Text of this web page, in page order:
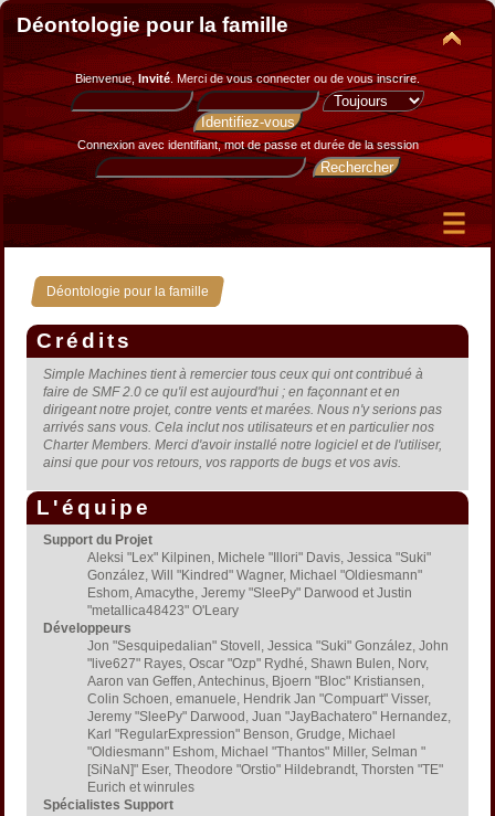
Déontologie pour la famille
Bienvenue, Invité. Merci devous connecter ou de vous inscrire.
Connexion avec identifiant, mot de passe et durée de la session
Déontologie pour la famille
Crédits
Simple Machines tient à remercier tous ceux qui ont contribué à
faire de SMF 2.0 ce qu'il est aujourd'hui ; en façonnant et en
dirigeant notre projet, contre vents et marées. Nous n'y serions pas
arrivés sans vous. Cela inclut nos utilisateurs et en particulier nos
Charter Members. Merci d'avoir installé notre logiciel et de l'utiliser,
ainsi que pour vos retours, vos rapports de bugs et vos avis.
L'équipe
Support du Projet
Aleksi "Lex" Kilpinen, Michele "Illori" Davis, Jessica "Suki"
González, Will "Kindred" Wagner, Michael "Oldiesmann"
Eshom, Amacythe, Jeremy "SleePy" Darwood et Justin
"metallica48423" O'Leary
Développeurs
Jon "Sesquipedalian" Stovell, Jessica "Suki" González, John
"live627" Rayes, Oscar "Ozp" Rydhé, Shawn Bulen, Norv,
Aaron van Geffen, Antechinus, Bjoern "Bloc" Kristiansen,
Colin Schoen, emanuele, Hendrik Jan "Compuart" Visser,
Jeremy "SleePy" Darwood, Juan "JayBachatero" Hernandez,
Karl "RegularExpression" Benson, Grudge, Michael
"Oldiesmann" Eshom, Michael "Thantos" Miller, Selman "
[SiNaN]" Eser, Theodore "Orstio" Hildebrandt, Thorsten "TE"
Eurich et winrules
Spécialistes Support